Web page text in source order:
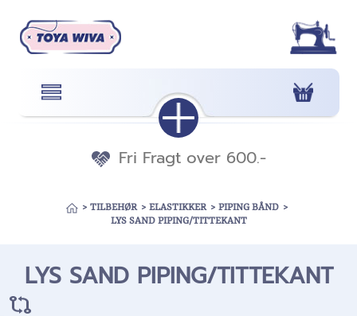
Fri Fragt over 600.-
> TILBEHØR > ELASTIKKER > PIPING BÅND >
LYS SAND PIPING/TITTEKANT
LYS SAND PIPING/TITTEKANT